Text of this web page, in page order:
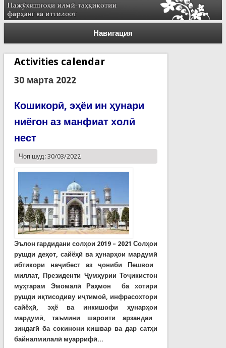
Навигация
Activities calendar
30 марта 2022
Кошикорӣ, эҳёи ин ҳунари
ниёгон аз манфиат холӣ
нест
Чоп шуд: 30/03/2022
Эълон гардидани солҳои 2019 – 2021Солҳои
рушди деҳот, сайёҳӣ ваҳунарҳои мардумӣ
ибтикори наҷибест аз ҷониби Пешвои
миллат, Президенти Ҷумҳурии Тоҷикистон
муҳтарам Эмомалӣ Раҳмон бахотири
рушди иқтисодиву иҷтимоӣ, инфрасохтори
сайёҳӣ, эҳё ва инкишофиҳунарҳои
мардумӣ , таъмини шароити арзандаи
зиндагӣ ба сокинони кишвар ва дар сатҳи
байналмилалӣ муаррифӣ...